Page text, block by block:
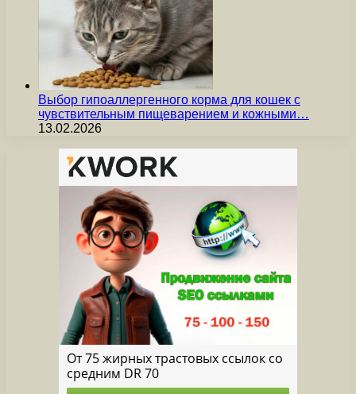
Выбор гипоаллергенного корма для кошек с
чувствительным пищеварением и кожными…
13.02.2026